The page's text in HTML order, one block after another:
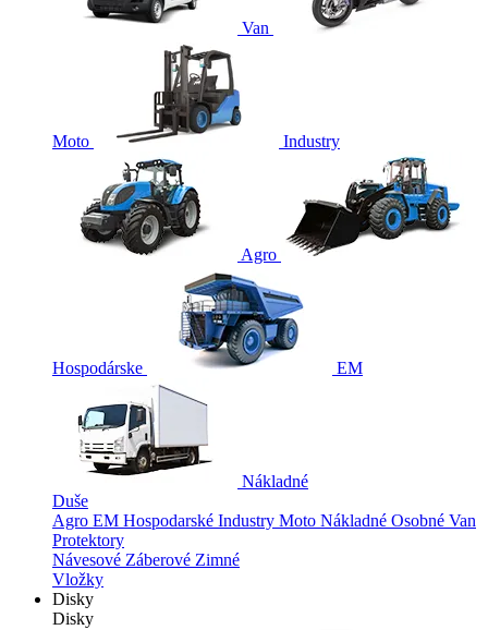
Van
Moto Industry
Agro
Hospodárske EM
Nákladné
Duše
Agro EM Hospodarské Industry Moto Nákladné Osobné Van
Protektory
Návesové Záberové Zimné
Vložky
Disky
Disky